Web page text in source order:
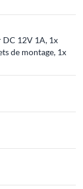
DC 12V 1A, 1x
de montage, 1x